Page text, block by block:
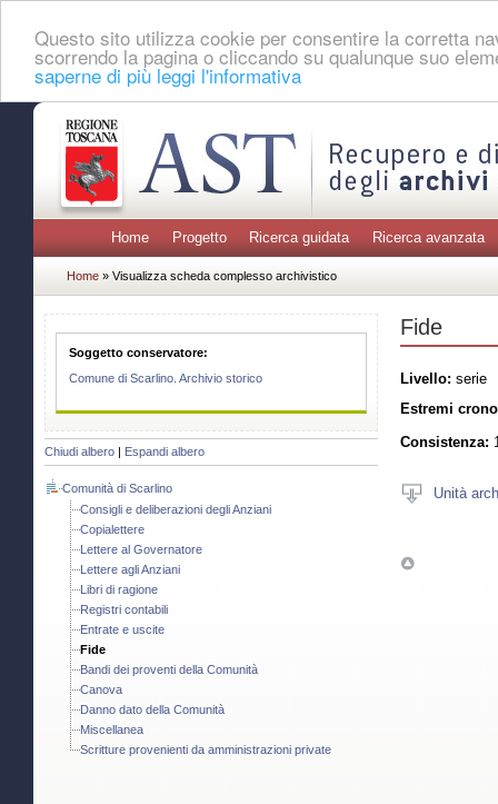
Questo sito utilizza cookie per consentire la corretta
scorrendo la pagina o cliccando su qualunque suo
saperne di più leggi l'informativa
Home Progetto Ricerca guidata Ricerca avanzata
Home » Visualizza scheda complesso archivistico
Soggetto conservatore:
Comune di Scarlino. Archivio storico
Chiudi albero Espandi albero
Comunità di Scarlino
Consigli e deliberazioni degli Anziani
Copialettere
Lettere al Governatore
Lettere agli Anziani
Libri di ragione
Registri contabili
Entrate e uscite
Fide
Bandi dei proventi della Comunità
Canova
Danno dato della Comunità
Miscellanea
Scritture provenienti da amministrazioni private
Fide
Livello: serie
Estremi
Consistenza:
Unità